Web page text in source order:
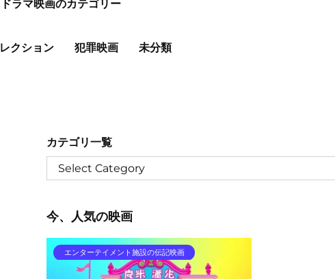
ラマ映画のカテゴリー
クション 犯罪映画 未分類
カテゴリ一覧
今、人気の映画
エンターテイメント施設の伝記映画